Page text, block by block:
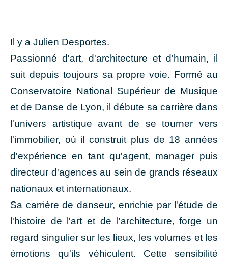
Il y a Julien Desportes.
Passionné d'art, d'architecture et d'humain, il
suit depuis toujours sa propre voie. Formé au
Conservatoire National Supérieur de Musique
et de Danse de Lyon, il débute sa carrière dans
l'univers artistique avant de se tourner vers
l'immobilier, où il construit plus de 18 années
d'expérience en tant qu'agent, manager puis
directeur d'agences au sein de grands réseaux
nationaux et internationaux.
Sa carrière de danseur, enrichie par l'étude de
l'histoire de l'art et de l'architecture, forge un
regard singulier sur les lieux, les volumes et les
émotions qu'ils véhiculent. Cette sensibilité